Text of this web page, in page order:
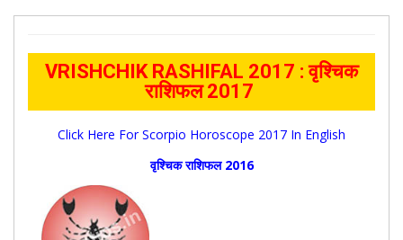
VRISHCHIK RASHIFAL 2017 : वृश्चिक
राशिफल 2017
Click Here For Scorpio Horoscope 2017 In English
वृश्चिक राशिफल 2016